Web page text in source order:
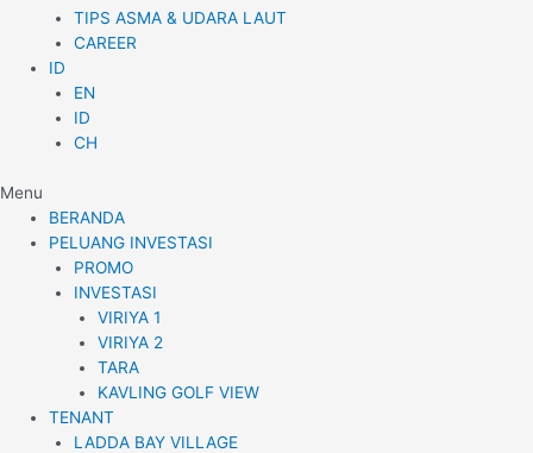
TIPS ASMA & UDARA LAUT
CAREER
ID
EN
ID
CH
Menu
BERANDA
PELUANG INVESTASI
PROMO
INVESTASI
VIRIYA 1
VIRIYA 2
TARA
KAVLING GOLF VIEW
TENANT
LADDA BAY VILLAGE